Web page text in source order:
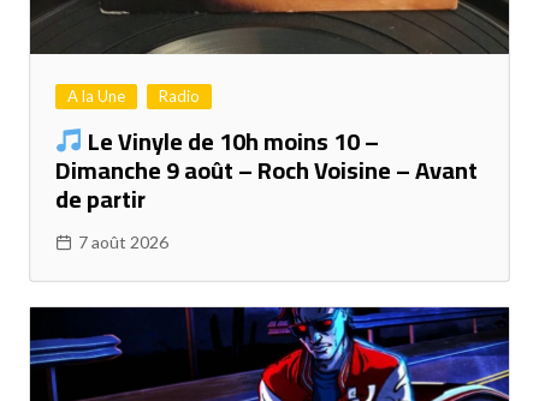
A la Une Radio
Le Vinyle de 10h moins 10 –
Dimanche 9 août – Roch Voisine – Avant
de partir
7 août 2026